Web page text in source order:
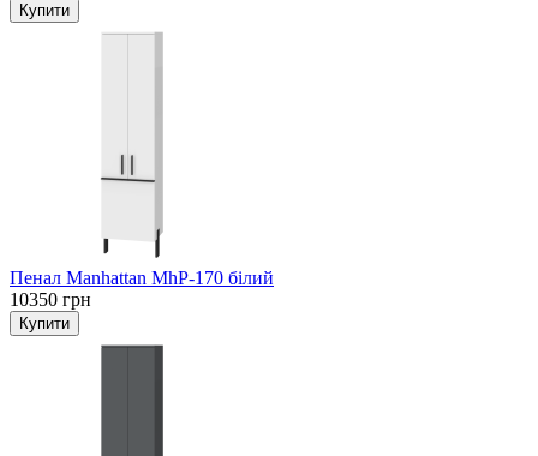
Пенал Manhattan MhP-170 білий
10350 грн